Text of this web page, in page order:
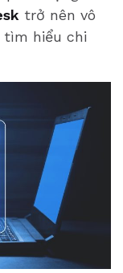
trở nên vô
tìm hiểu chi